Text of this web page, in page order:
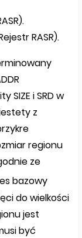
RASR).
SIZE i SRD w
z
regionu
ze
bazowy
do wielkości
jest
być